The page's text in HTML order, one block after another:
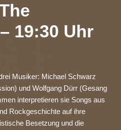
19:30 Uhr
Musiker: Michael Schwarz
und Wolfgang Dürr (Gesang
interpretieren sie Songs aus
Rockgeschichte auf ihre
Besetzung und die